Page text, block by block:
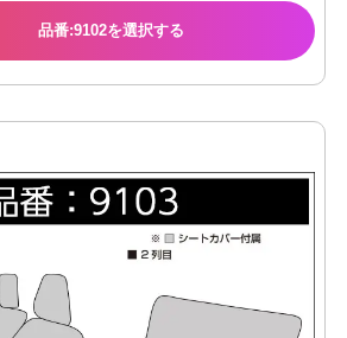
品番:9102を選択する